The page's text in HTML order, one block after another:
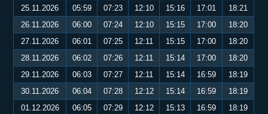
25.11.2026
05:59 07:23 12:10 15:16 17:01
18:21
26.11.2026
06:00 07:24 12:10 15:15 17:00
18:20
27.11.2026
06:01 07:25 12:11 15:15 17:00
18:20
28.11.2026
06:02 07:26 12:11 15:14 17:00
18:20
29.11.2026
06:03 07:27 12:11 15:14 16:59
18:19
30.11.2026
06:04 07:28 12:12 15:14 16:59
18:19
01.12.2026
06:05 07:29 12:12 15:13 16:59
18:19